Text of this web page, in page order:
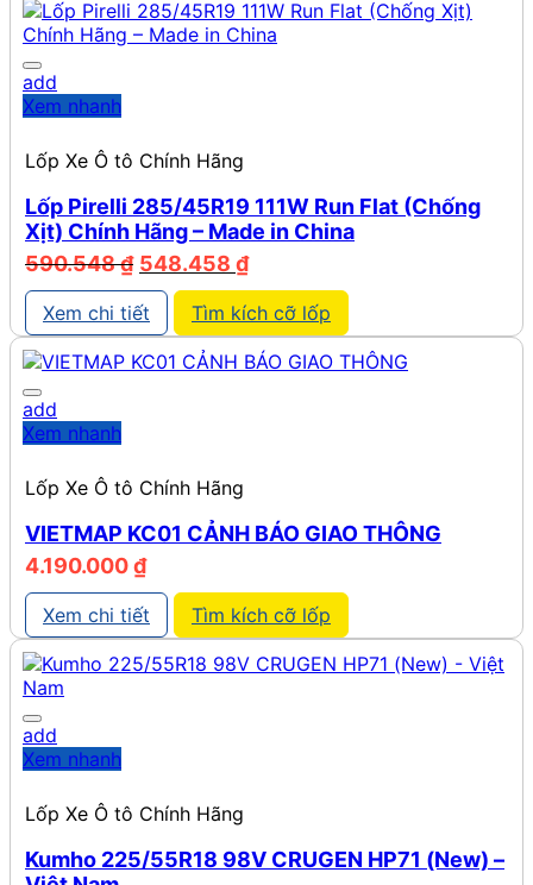
add
Xem nhanh
Lốp Xe Ô tô Chính Hãng
Lốp Pirelli 285/45R19 111W Run Flat (Chống
Xịt) Chính Hãng – Made in China
590.548₫ Giá
gốc
là:
590.548 ₫.
548.458 ₫Giá
hiện
tại
là:
548.458 ₫.
Xem chi tiết Tìm kích cỡ lốp
add
Xem nhanh
Lốp Xe Ô tô Chính Hãng
VIETMAP KC01 CẢNH BÁO GIAO THÔNG
4.190.000₫
Xem chi tiết Tìm kích cỡ lốp
add
Xem nhanh
Lốp Xe Ô tô Chính Hãng
Kumho 225/55R18 98V CRUGEN HP71 (New) –